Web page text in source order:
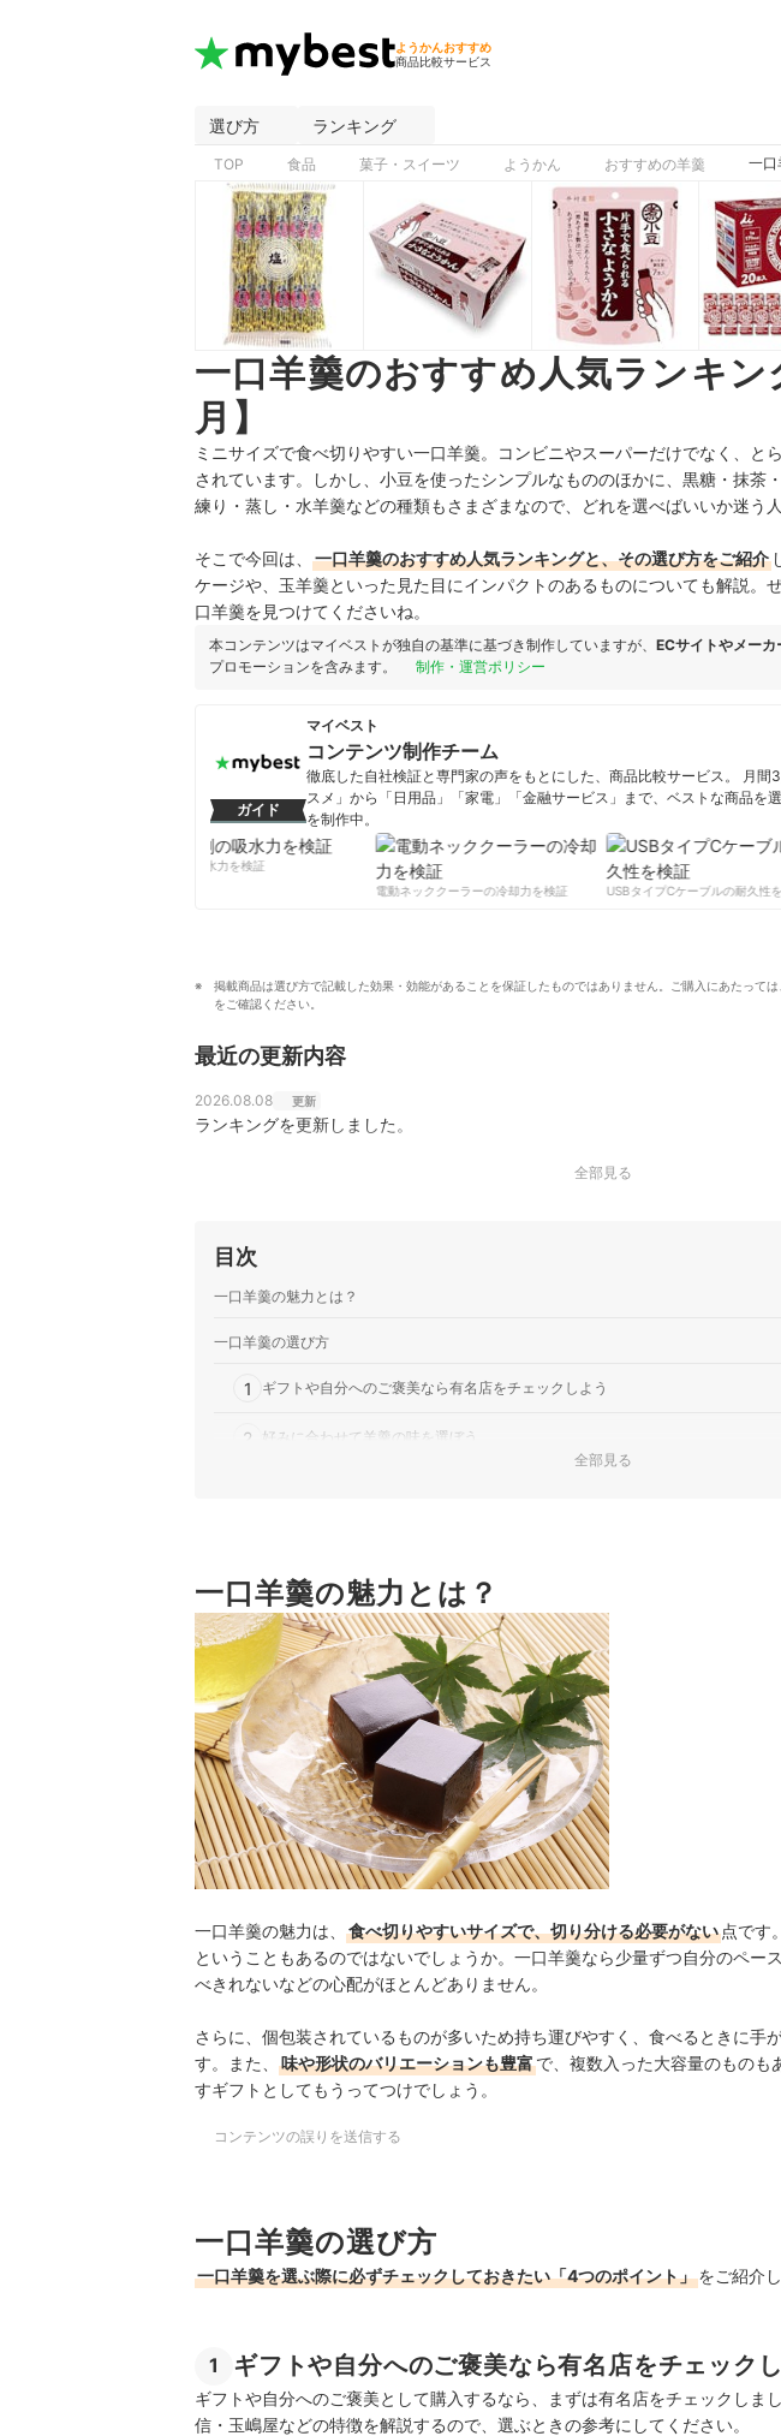
ようかんおすすめ
商品比較サービス
選び方 ランキング
TOP 食品 菓子・スイーツ ようかん おすすめの羊羹 一口
一口羊羹のおすすめ人気ランキ
月】
ミニサイズで食べ切りやすい一口羊羹。コンビニやスーパーだけでなく、と
されています。しかし、小豆を使ったシンプルなもののほかに、黒糖・抹茶
練り・蒸し・水羊羹などの種類もさまざまなので、どれを選べばいいか迷う
そこで今回は、 一口羊羹のおすすめ人気ランキングと、その選び方をご紹介
ケージや、玉羊羹といった見た目にインパクトのあるものについても解説。
口羊羹を見つけてくださいね。
本コンテンツはマイベストが独自の基準に基づき制作していますが、 ECサイトやメー
プロモーションを含みます。
制作・運営ポリシー
ガイド
マイベスト
コンテンツ制作チーム
徹底した自社検証と専門家の声をもとにした、商品比較サービス。 月
スメ」から「日用品」「家電」「金融サービス」まで、ベストな商品を
を制作中。
コンテンツ制作チームのプロフィール
柔軟剤の吸水力を検証
電動ネッククーラーの冷却力を検証
USBタイプCケーブルの耐久性を
掲載商品は選び方で記載した効果・効能があることを保証したものではありません。ご購入にあたって
をご確認ください。
最近の更新内容
2026.08.08 更新
ランキングを更新しました。
全部見る
目次
一口羊羹の魅力とは？
一口羊羹の選び方
1 ギフトや自分へのご褒美なら有名店をチェックしよう
2 好みに合わせて羊羹の味を選ぼう
一口羊羹全245商品おすすめ人気ランキング
一口羊羹の賞味期限は？
羊羹好きならこちらもおすすめ！
一口羊羹の売れ筋ランキングもチェック！
全部見る
一口羊羹の魅力とは？
一口羊羹の魅力は、 食べ切りやすいサイズで、切り分ける必要がない点です
ということもあるのではないでしょうか。一口羊羹なら少量ずつ自分のペー
べきれないなどの心配がほとんどありません。
さらに、個包装されているものが多いため持ち運びやすく、食べるときに手
す。また、
味や形状のバリエーションも豊富で、複数入った大容量のものも
すギフトとしてもうってつけでしょう。
コンテンツの誤りを送信する
一口羊羹の選び方
一口羊羹を選ぶ際に必ずチェックしておきたい「4つのポイント」をご紹介し
1 ギフトや自分へのご褒美なら有名店をチェック
ギフトや自分へのご褒美として購入するなら、まずは有名店をチェックしま
信・玉嶋屋などの特徴を解説するので、選ぶときの参考にしてください。